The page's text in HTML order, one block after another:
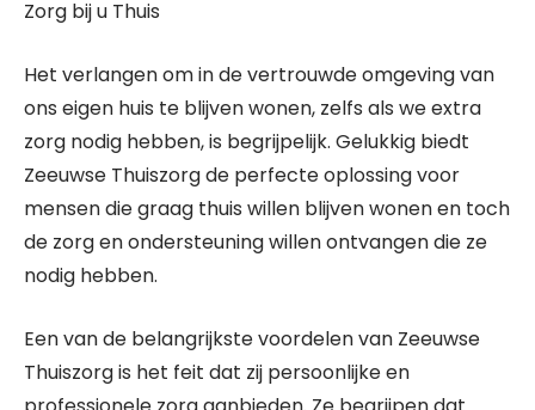
Zorg bij u Thuis
Het verlangen om in de vertrouwde omgeving van
ons eigen huis te blijven wonen, zelfs als we extra
zorg nodig hebben, is begrijpelijk. Gelukkig biedt
Zeeuwse Thuiszorg de perfecte oplossing voor
mensen die graag thuis willen blijven wonen en toch
de zorg en ondersteuning willen ontvangen die ze
nodig hebben.
Een van de belangrijkste voordelen van Zeeuwse
Thuiszorg is het feit dat zij persoonlijke en